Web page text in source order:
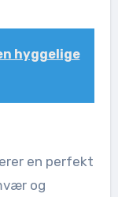
hyggelige
en perfekt
og